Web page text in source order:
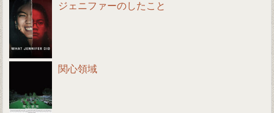
ジェニファーのしたこと
関心領域